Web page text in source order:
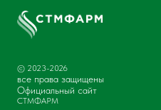
© 2023-2026
все права защищены
Официальный сайт
СТМФАРМ